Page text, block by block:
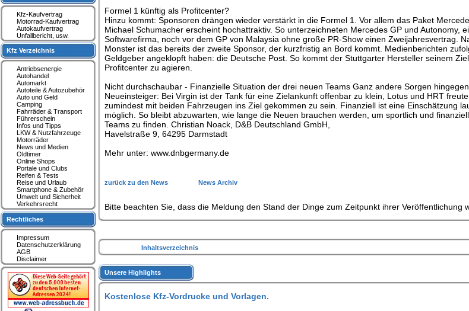
Formel 1 künftig als Profitcenter?
Hinzu kommt: Sponsoren drängen wieder verstärkt in die Formel 1. Vor allem das Paket
Michael Schumacher erscheint hochattraktiv. So unterzeichneten Mercedes GP und Autonomy,
Softwarefirma, noch vor dem GP von Malaysia ohne große PR-Show einen Zweijahresvertrag.
Monster ist das bereits der zweite Sponsor, der kurzfristig an Bord kommt. Medienberichten
Geldgeber angeklopft haben: die Deutsche Post. So kommt der Stuttgarter Hersteller seinem
Profitcenter zu agieren.
Nicht durchschaubar - Finanzielle Situation der drei neuen Teams Ganz andere Sorgen
Neueinsteiger: Bei Virgin ist der Tank für eine Zielankunft offenbar zu klein, Lotus und HRT
zumindest mit beiden Fahrzeugen ins Ziel gekommen zu sein. Finanziell ist eine Einschätzung
möglich. So bleibt abzuwarten, wie lange die Neuen brauchen werden, um sportlich und
Teams zu finden. Christian Noack, D&B Deutschland GmbH,
Havelstraße 9, 64295 Darmstadt
Mehr unter: www.dnbgermany.de
zurück zu den News News Archiv
Bitte beachten Sie, dass die Meldung den Stand der Dinge zum Zeitpunkt ihrer Veröffentlichung
Inhaltsverzeichnis
Unsere Highlights
Kostenlose Kfz-Vordrucke und Vorlagen.
Kfz-Kaufvertrag
Motorrad-Kaufvertrag
Autokaufvertrag
Unfallbericht, usw.
Kfz Verzeichnis
Antriebsenergie
Autohandel
Automarkt
Autoteile & Autozubehör
Auto und Geld
Camping
Fahrräder & Transport
Führerschein
Infos und Tipps
LKW & Nutzfahrzeuge
Motorräder
News und Medien
Oldtimer
Online Shops
Portale und Clubs
Reifen & Tests
Reise und Urlaub
Smartphone & Zubehör
Umwelt und Sicherheit
Verkehrsrecht
Rechtliches
Impressum
Datenschutzerklärung
AGB
Disclaimer